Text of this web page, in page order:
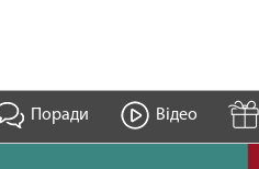
Поради Відео